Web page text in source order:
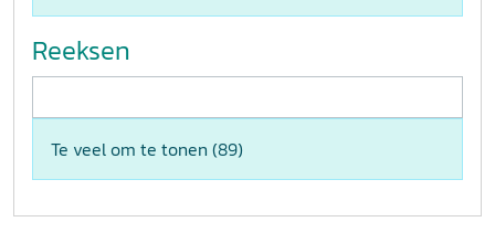
Reeksen
Te veel om te tonen (89)